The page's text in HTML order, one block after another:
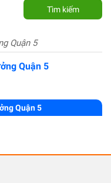
Tìm kiếm
Quận 5
Quận 5
Quận 5